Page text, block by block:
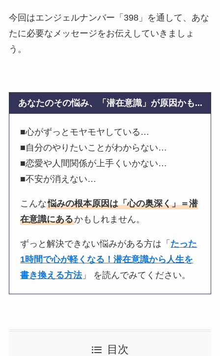
今回はエンジェルナンバー「398」を通して、あな
たに必要なメッセージをお伝えしていきましょ
う。
あなたのその悩み、「潜在意識」が原因かも...
■心がずっとモヤモヤしている…
■自分のやりたいことがわからない…
■恋愛や人間関係が上手くいかない…
■不安が消えない…
こんな悩みの根本原因は「心の奥深く」＝潜
在意識にあるかもしれません。
ずっと解決できない悩みがある方は「 たった
1時間で心が軽くなる！潜在意識から人生を
書き換える方法」 を読んでみてください。
目次